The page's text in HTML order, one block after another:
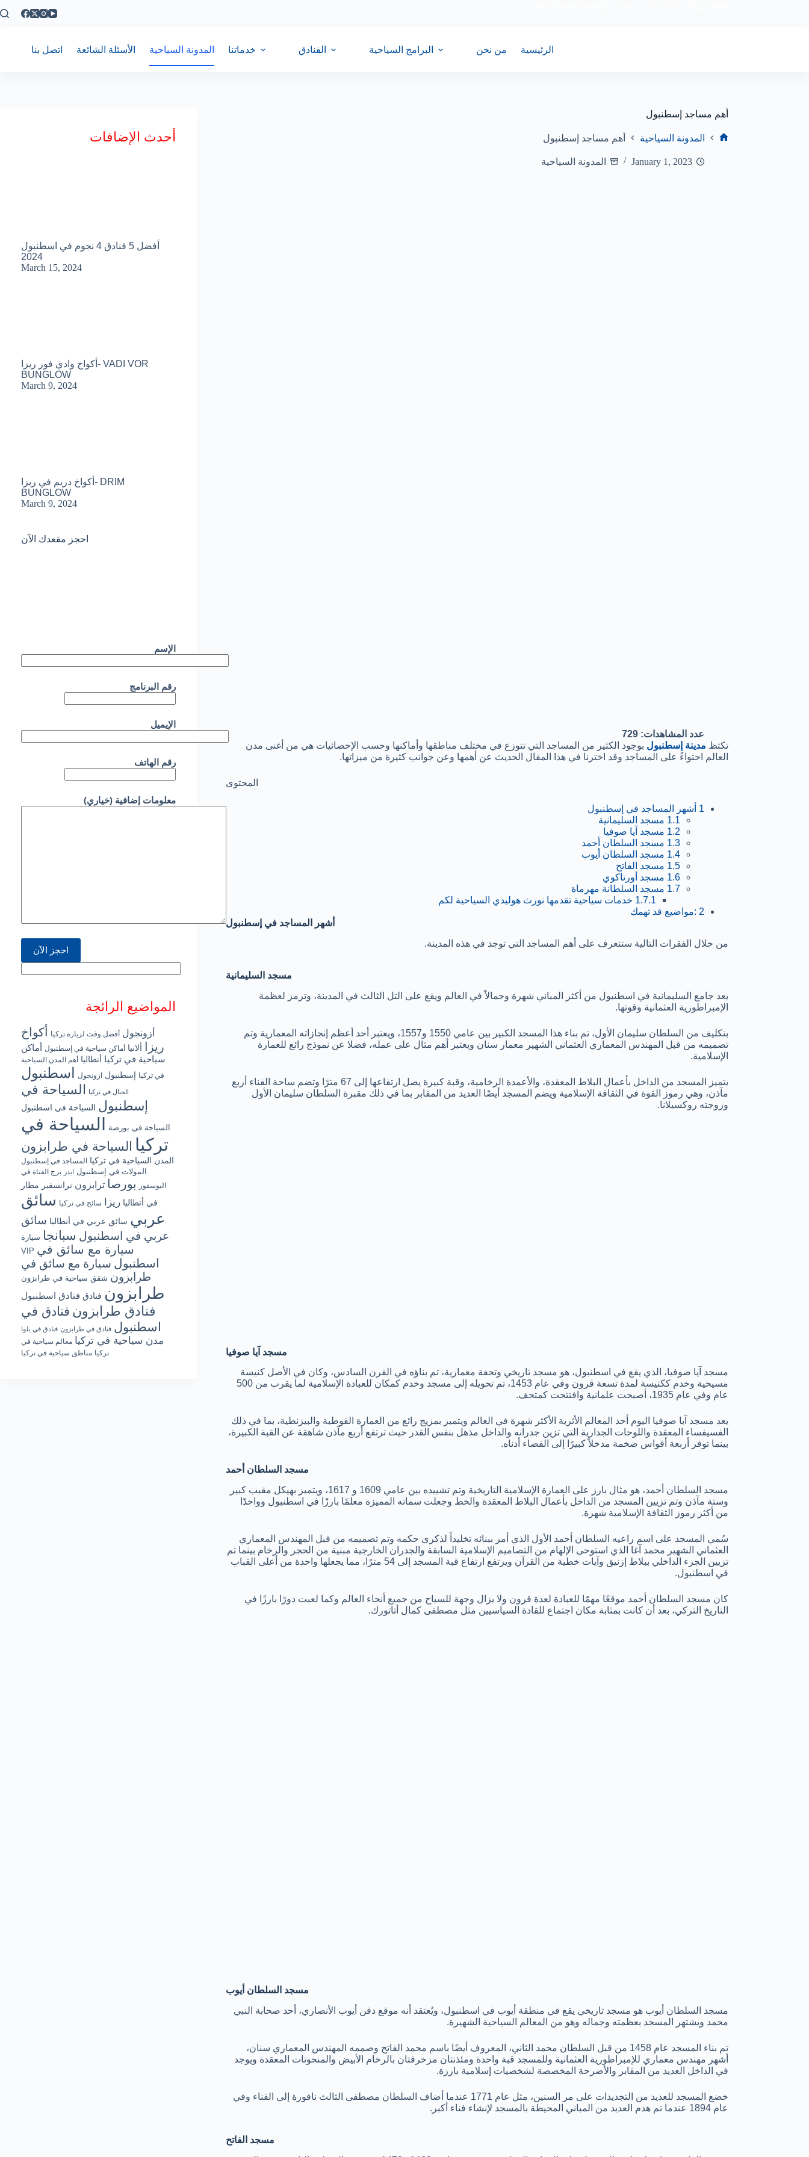
اتصل بنا الأسئلة الشائعة المدونة السياحية خدماتنا الفنادق البرامج السياحية من نحن الرئيسية
أهم مساجد إسطنبول
المدونة السياحية أهم مساجد إسطنبول
January 1, 2023 المدونة السياحية
عدد المشاهدات: 729
تكتظ مدينة إسطنبول بوجود الكثير من المساجد التي تتوزع في مختلف مناطقها وأماكنها وحسب الإحصائيات هي من أغنى مدن
العالم احتواءً على المساجد وقد اخترنا في هذا المقال الحديث عن أهمها وعن جوانب كثيرة من ميزاتها.
المحتوى
1 أشهر المساجد في إسطنبول
1.1 مسجد السليمانية
1.2 مسجد آيا صوفيا
1.3 مسجد السلطان أحمد
1.4 مسجد السلطان أيوب
1.5 مسجد الفاتح
1.6 مسجد أورتاكوي
1.7 مسجد السلطانة مهرماة
1.7.1 خدمات سياحية تقدمها نورث هوليدي السياحية لكم
2 :مواضيع قد تهمك
أشهر المساجد في إسطنبول
من خلال الفقرات التالية ستتعرف على أهم المساجد التي توجد في هذه المدينة.
مسجد السليمانية
يعد جامع السليمانية في اسطنبول من أكثر المباني شهرة وجمالاً في العالم ويقع على التل الثالث في المدينة، وترمز لعظمة
الإمبراطورية العثمانية وقوتها.
بتكليف من السلطان سليمان الأول، تم بناء هذا المسجد الكبير بين عامي 1550 و1557، ويعتبر أحد أعظم إنجازاته المعمارية وتم
تصميمه من قبل المهندس المعماري العثماني الشهير معمار سنان ويعتبر أهم مثال على عمله، فضلا عن نموذج رائع للعمارة
الإسلامية.
يتميز المسجد من الداخل بأعمال البلاط المعقدة، والأعمدة الرخامية، وقبة كبيرة يصل ارتفاعها إلى 67 مترًا وتضم ساحة الفناء أربع
مآذن، وهي رموز القوة في الثقافة الإسلامية ويضم المسجد أيضًا العديد من المقابر بما في ذلك مقبرة السلطان سليمان الأول
وزوجته روكسيلانا.
مسجد آيا صوفيا
مسجد آيا صوفيا، الذي يقع في اسطنبول، هو مسجد تاريخي وتحفة معمارية، تم بناؤه في القرن السادس، وكان في الأصل كنيسة
مسيحية وخدم ككنيسة لمدة تسعة قرون وفي عام 1453، تم تحويله إلى مسجد وخدم كمكان للعبادة الإسلامية لما يقرب من 500
عام وفي عام 1935، أصبحت علمانية وافتتحت كمتحف.
يعد مسجد آيا صوفيا اليوم أحد المعالم الأثرية الأكثر شهرة في العالم ويتميز بمزيج رائع من العمارة القوطية والبيزنطية، بما في ذلك
الفسيفساء المعقدة واللوحات الجدارية التي تزين جدرانه والداخل مذهل بنفس القدر حيث ترتفع أربع مآذن شاهقة عن القبة الكبيرة،
بينما توفر أربعة أقواس ضخمة مدخلاً كبيرًا إلى الفضاء أدناه.
مسجد السلطان أحمد
مسجد السلطان أحمد، هو مثال بارز على العمارة الإسلامية التاريخية وتم تشييده بين عامي 1609 و 1617، ويتميز بهيكل مقبب كبير
وستة مآذن وتم تزيين المسجد من الداخل بأعمال البلاط المعقدة والخط وجعلت سماته المميزة معلمًا بارزًا في اسطنبول وواحدًا
من أكثر رموز الثقافة الإسلامية شهرة.
سُمي المسجد على اسم راعيه السلطان أحمد الأول الذي أمر ببنائه تخليداً لذكرى حكمه وتم تصميمه من قبل المهندس المعماري
العثماني الشهير محمد آغا الذي استوحى الإلهام من التصاميم الإسلامية السابقة والجدران الخارجية مبنية من الحجر والرخام بينما تم
تزيين الجزء الداخلي ببلاط إزنيق وآيات خطية من القرآن ويرتفع ارتفاع قبة المسجد إلى 54 مترًا، مما يجعلها واحدة من أعلى القباب
في اسطنبول.
كان مسجد السلطان أحمد موقعًا مهمًا للعبادة لعدة قرون ولا يزال وجهة للسياح من جميع أنحاء العالم وكما لعبت دورًا بارزًا في
التاريخ التركي، بعد أن كانت بمثابة مكان اجتماع للقادة السياسيين مثل مصطفى كمال أتاتورك.
مسجد السلطان أيوب
مسجد السلطان أيوب هو مسجد تاريخي يقع في منطقة أيوب في اسطنبول، ويُعتقد أنه موقع دفن أيوب الأنصاري، أحد صحابة النبي
محمد ويشتهر المسجد بعظمته وجماله وهو من المعالم السياحية الشهيرة.
تم بناء المسجد عام 1458 من قبل السلطان محمد الثاني، المعروف أيضًا باسم محمد الفاتح وصممه المهندس المعماري سنان،
أشهر مهندس معماري للإمبراطورية العثمانية وللمسجد قبة واحدة ومئذنتان مزخرفتان بالرخام الأبيض والمنحوتات المعقدة ويوجد
في الداخل العديد من المقابر والأضرحة المخصصة لشخصيات إسلامية بارزة.
خضع المسجد للعديد من التجديدات على مر السنين، مثل عام 1771 عندما أضاف السلطان مصطفى الثالث نافورة إلى الفناء وفي
عام 1894 عندما تم هدم العديد من المباني المحيطة بالمسجد لإنشاء فناء أكبر.
مسجد الفاتح
أحدث الإضافات
أفضل 5 فنادق 4 نجوم في اسطنبول
2024
March 15, 2024
أكواخ وادي فور ريزا- VADI VOR
BUNGLOW
March 9, 2024
أكواخ دريم في ريزا- DRIM
BUNGLOW
March 9, 2024
احجز مقعدك الآن
الإسم
رقم البرنامج
الإيميل
رقم الهاتف
معلومات إضافية (خياري)
المواضيع الرائجة
أزونجول أفضل وقت لزيارة تركيا أكواخ
ريزا ألانيا أماكن سياحية في إسطنبول أماكن
سياحية في تركيا أنطاليا أهم المدن السياحية
في تركيا إسطنبول ازونجول اسطنبول
الجبال في تركيا السياحة في
إسطنبول السياحة في اسطنبول
السياحة في بورصة السياحة في
تركيا السياحة في طرابزون
المدن السياحية في تركيا المساجد في إسطنبول
المولات في إسطنبول ايدر برج الفتاة في
البوسفور
بورصا ترابزون ترانسفير مطار
في أنطاليا ريزا سائح في تركيا سائق
عربي سائق عربي في أنطاليا سائق
عربي في اسطنبول سبانجا سيارة
VIP سيارة مع سائق في
اسطنبول سيارة مع سائق في
طرابزون شقق سياحية في طرابزون
طرابزون فنادق فنادق اسطنبول
فنادق طرابزون فنادق في
اسطنبول فنادق في طرابزون فنادق في يلوا
مدن سياحية في تركيا معالم سياحية في
تركيا مناطق سياحية في تركيا